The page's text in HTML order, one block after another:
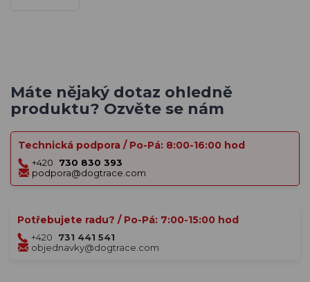
Máte nějaký dotaz ohledně
produktu? Ozvěte se nám
Technická podpora / Po-Pá: 8:00-16:00 hod
+420
730 830 393
podpora@dogtrace.com
Potřebujete radu? / Po-Pá: 7:00-15:00 hod
+420
731 441 541
objednavky@dogtrace.com